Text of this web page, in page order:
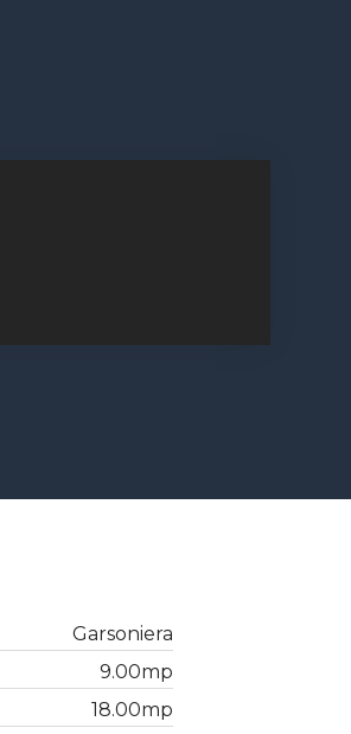
Garsoniera
9.00mp
18.00mp